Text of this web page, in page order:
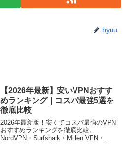
hyuu
【2026年最新】安いVPNおすす
めランキング｜コスパ最強5選を
徹底比較
2026年最新版！安くてコスパ最強のVPN
おすすめランキングを徹底比較。
NordVPN・Surfshark・Millen VPN・